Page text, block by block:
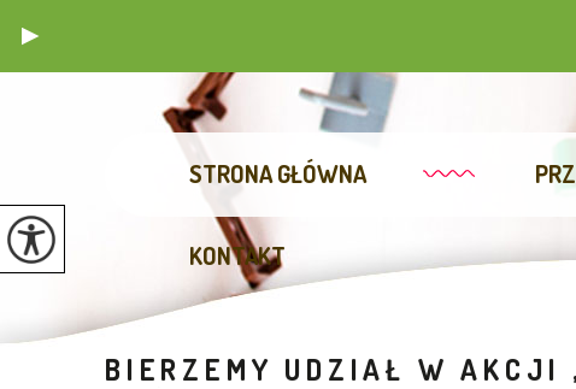
STRONA GŁÓWNA
KONTAKT
BIERZEMY UDZIAŁ W AKCJI